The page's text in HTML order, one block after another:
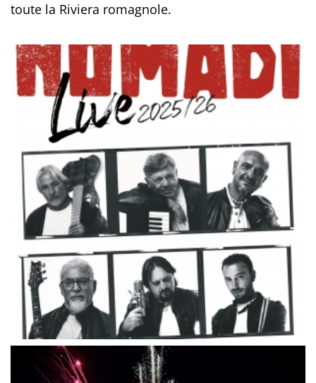
toute la Riviera romagnole.